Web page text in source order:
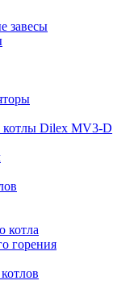
завесы
котлы Dilex MV3-D
котла
горения